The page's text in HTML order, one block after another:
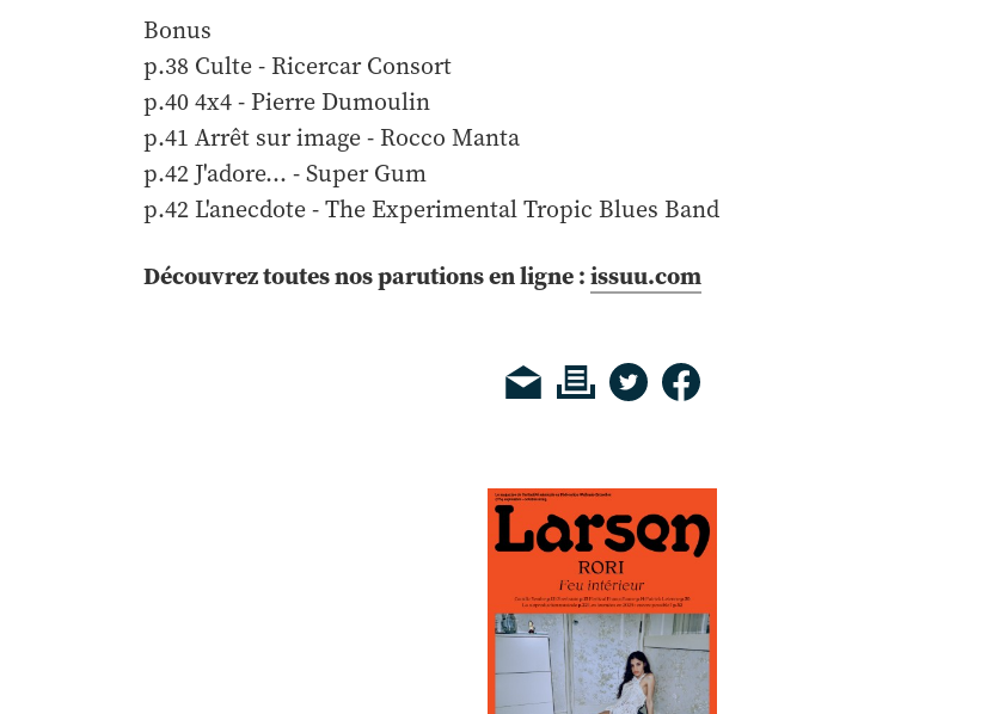
Bonus
p.38 Culte - Ricercar Consort
p.40 4x4 - Pierre Dumoulin
p.41 Arrêt sur image - Rocco Manta
p.42 J'adore... - Super Gum
p.42 L'anecdote - The Experimental Tropic Blues Band
Découvrez toutes nos parutions en ligne :issuu.com